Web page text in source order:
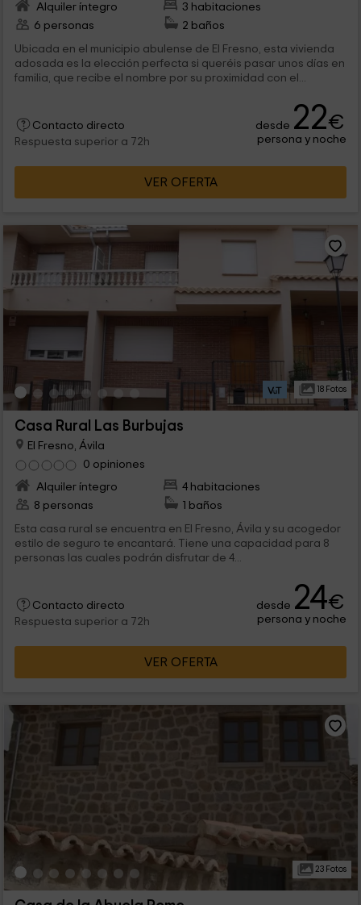
Alquiler íntegro
3 habitaciones
6 personas
2 baños
Ubicada en el municipio abulense de El Fresno, esta vivienda
adosada es la elección perfecta si queréis pasar unos días en
familia, que recibe el nombre por su proximidad con el...
Contacto directo
Respuesta superior a 72h
desde 22€
persona y noche
VER OFERTA
18 Fotos
Casa Rural Las Burbujas
El Fresno, Ávila
0 opiniones
Alquiler íntegro
4 habitaciones
8 personas
1 baños
Esta casa rural se encuentra en El Fresno, Ávila y su acogedor
estilo de seguro te encantará. Tiene una capacidad para 8
personas las cuales podrán disfrutar de 4...
Contacto directo
Respuesta superior a 72h
desde 24€
persona y noche
VER OFERTA
23 Fotos